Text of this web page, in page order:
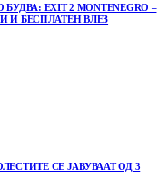
EXIT 2 MONTENEGRO –
И БЕСПЛАТЕН ВЛЕЗ
СЕ ЈАВУВААТ ОД 3